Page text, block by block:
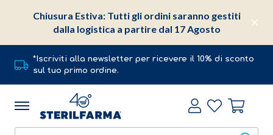
*Iscriviti alla newsletter per ricevere il 10% di sconto
sul tuo primo ordine.
Chiusura Estiva: Tutti gli ordini saranno gestiti
dalla logistica a partire dal 17 Agosto